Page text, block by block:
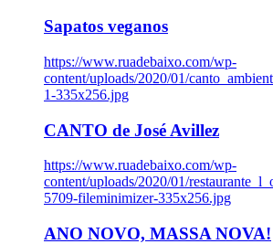
Sapatos veganos
https://www.ruadebaixo.com/wp-
content/uploads/2020/01/
1-335x256.jpg
CANTO de José Avillez
https://www.ruadebaixo.com/wp-
content/uploads/2020/01/
5709-fileminimizer-335x256.jpg
ANO NOVO, MASSA NOVA!